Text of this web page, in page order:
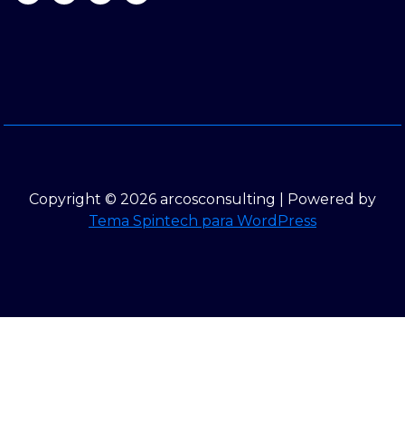
Copyright © 2026 arcosconsulting | Powered by
Tema Spintech para WordPress